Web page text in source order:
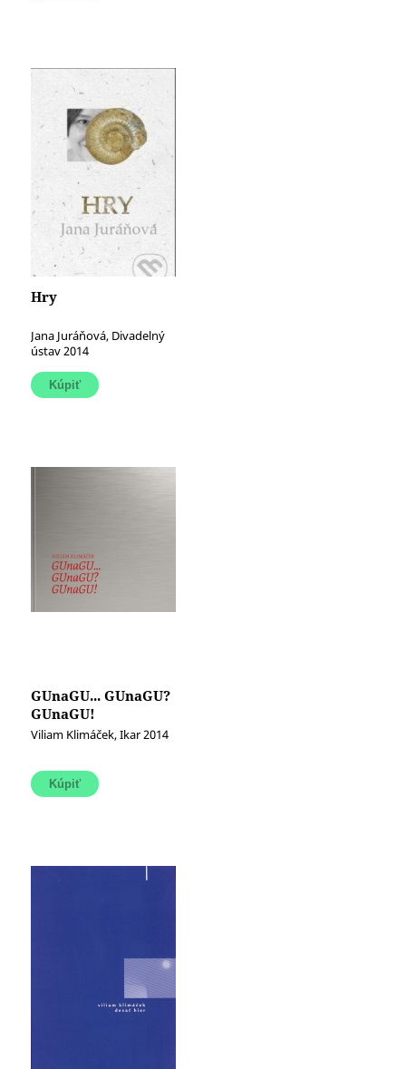
Hry
Jana Juráňová, Divadelný
ústav 2014
GUnaGU... GUnaGU?
GUnaGU!
Viliam Klimáček, Ikar 2014